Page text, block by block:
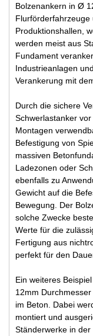
Bolzenankern in Ø
Flurförderfahrzeuge
Produktionshallen,
werden meist aus
Fundament
Industrieanlagen
Verankerung mit
Durch die sichere
Schwerlastanker
Montagen
Befestigung von
massiven
Ladezonen oder
ebenfalls zu
Gewicht auf die
Bewegung. Der
solche Zwecke
Werte für die
Fertigung aus
perfekt für den
Ein weiteres
12mm
im Beton. Dabei
montiert und
Ständerwerke in